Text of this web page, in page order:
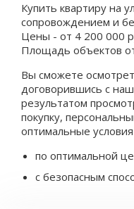
Купить квартиру на
сопровождением и
Цены - от 4 200 000
Площадь объектов
Вы сможете
договорившись с
результатом
покупку,
оптимальные
по оптимальной
с безопасным